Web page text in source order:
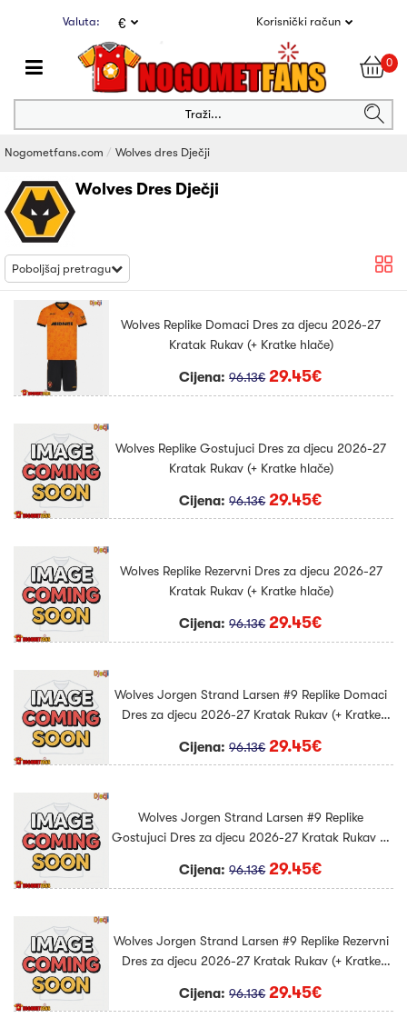
Valuta: € Korisnički račun
0
Traži...
Nogometfans.com Wolves dres Dječji
Wolves Dres Dječji
Poboljšaj pretragu
Wolves Replike Domaci Dres za djecu 2026-27
Kratak Rukav (+ Kratke hlače)
Cijena:96.13€ 29.45€
Wolves Replike Gostujuci Dres za djecu 2026-27
Kratak Rukav (+ Kratke hlače)
Cijena:96.13€ 29.45€
Wolves Replike Rezervni Dres za djecu 2026-27
Kratak Rukav (+ Kratke hlače)
Cijena:96.13€ 29.45€
Wolves Jorgen Strand Larsen #9 Replike Domaci
Dres za djecu 2026-27 Kratak Rukav (+ Kratke
Cijena:96.13€ 29.45€
Wolves Jorgen Strand Larsen #9 Replike
Gostujuci Dres za djecu 2026-27 Kratak Rukav (+
Cijena:96.13€ 29.45€
Wolves Jorgen Strand Larsen #9 Replike Rezervni
Dres za djecu 2026-27 Kratak Rukav (+ Kratke
Cijena:96.13€ 29.45€